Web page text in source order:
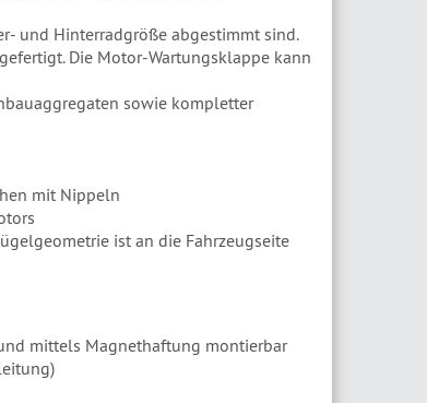
und Hinterradgröße abgestimmt sind.
Die Motor-Wartungsklappe kann
sowie kompletter
mit Nippeln
ist an die Fahrzeugseite
mittels Magnethaftung montierbar